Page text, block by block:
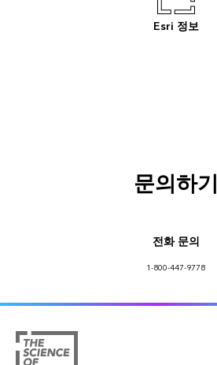
Esri 정보
문의하기
전화 문의
1-800-447-9778